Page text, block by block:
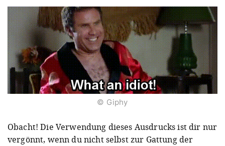
© Giphy
Obacht! Die Verwendung dieses Ausdrucks ist dir nur
vergönnt, wenn du nicht selbst zur Gattung der